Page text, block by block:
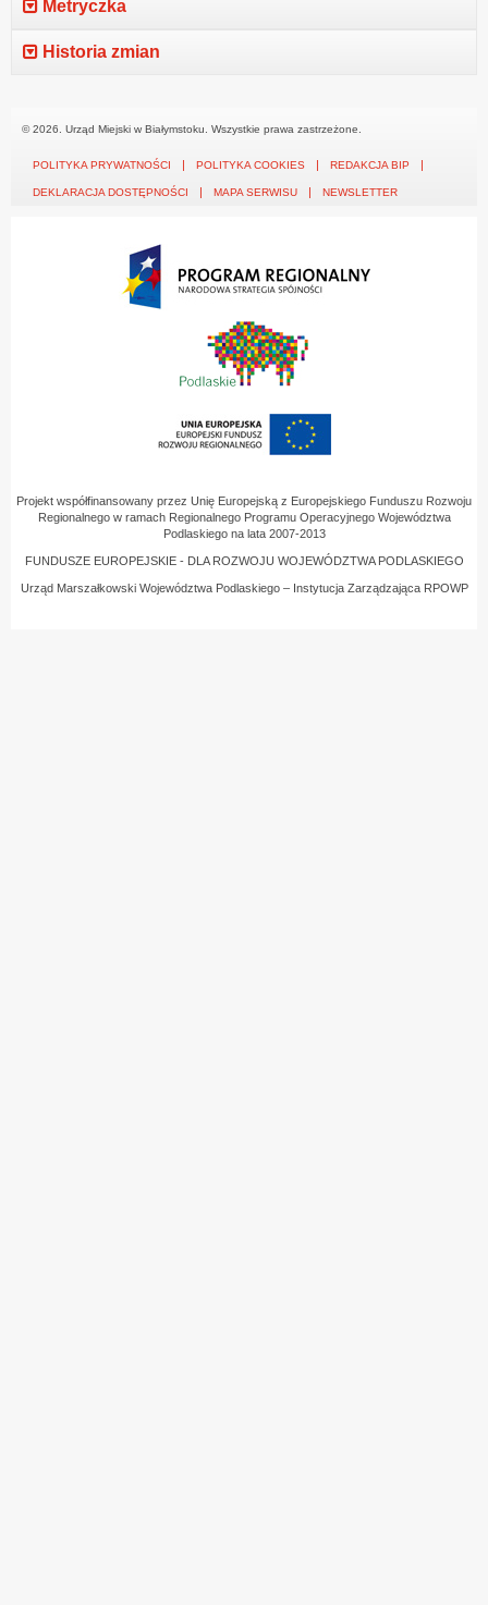
Metryczka
Historia zmian
© 2026. Urząd Miejski w Białymstoku. Wszystkie prawa zastrzeżone.
POLITYKA PRYWATNOŚCI POLITYKA COOKIES REDAKCJA BIP
DEKLARACJA DOSTĘPNOŚCI MAPA SERWISU NEWSLETTER
Projekt współfinansowany przez Unię Europejską z Europejskiego Funduszu Rozwoju
Regionalnego w ramach Regionalnego Programu Operacyjnego Województwa
Podlaskiego na lata 2007-2013
FUNDUSZE EUROPEJSKIE - DLA ROZWOJU WOJEWÓDZTWA PODLASKIEGO
Urząd Marszałkowski Województwa Podlaskiego – Instytucja Zarządzająca RPOWP